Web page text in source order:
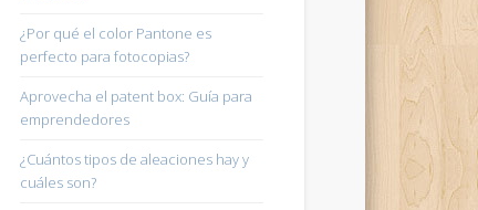
¿Por qué el color Pantone es
perfecto para fotocopias?
Aprovecha el patent box: Guía para
emprendedores
¿Cuántos tipos de aleaciones hay y
cuáles son?